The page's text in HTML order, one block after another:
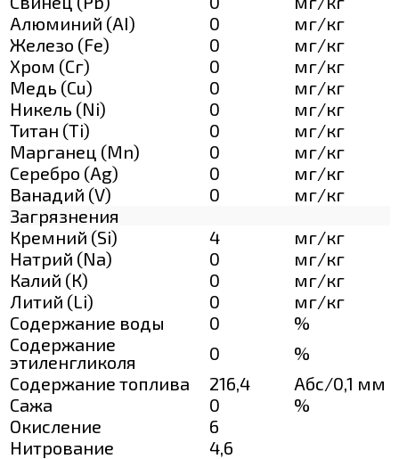
Алюминий (AI)
0
мг/кг
Железо (Fe)
0
мг/кг
Хром (Сг)
0
мг/кг
Медь (Cu)
0
мг/кг
Никель (Ni)
0
мг/кг
Титан (Ti)
0
мг/кг
Марганец (Mn)
0
мг/кг
Серебро (Ag)
0
мг/кг
Ванадий (V)
0
мг/кг
Загрязнения
Кремний (Si)
4
мг/кг
Натрий (Na)
0
мг/кг
Калий (К)
0
мг/кг
Литий (Li)
0
мг/кг
Содержание воды
0
%
Содержание
этиленгликоля
0
%
Содержание топлива
216,4
Абс/0,1 мм
Сажа
0
%
Окисление
6
Нитрование
4,6